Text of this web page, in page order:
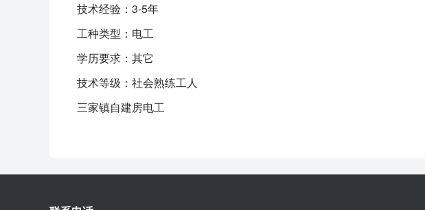
技术经验： 3-5年
工种类型： 电工
学历要求： 其它
技术等级： 社会熟练工人
三家镇自建房电工